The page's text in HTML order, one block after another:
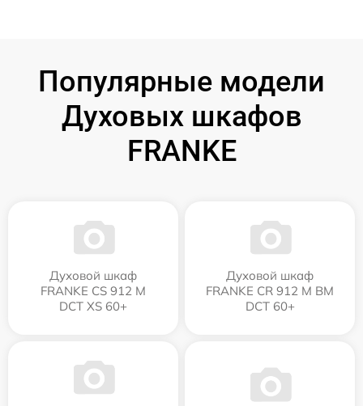
Популярные модели
Духовых шкафов
FRANKE
Духовой шкаф
FRANKE CS 912 M
DCT XS 60+
Духовой шкаф
FRANKE CR 912 M BM
DCT 60+